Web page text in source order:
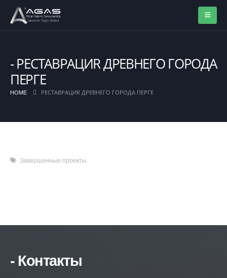
PECTABPAЦИR ДPEBHEГO ГOPOДA
ПEPГE
HOME PECTABPAЦИR ДPEBHEГO ГOPOДA ПEPГE
Завершенные проекты
- Контакты